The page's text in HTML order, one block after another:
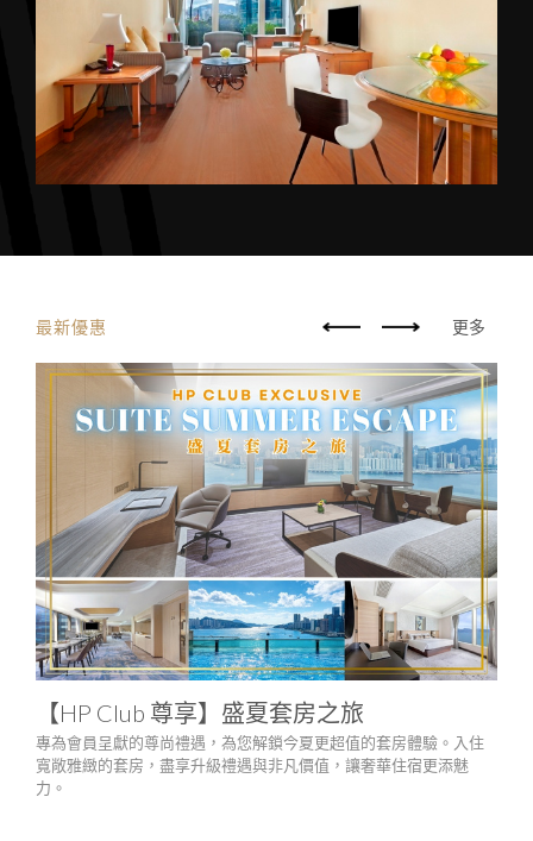
最新優惠 更多
【HP Club 尊享】盛夏套房之旅
專為會員呈獻的尊尚禮遇，為您解鎖今夏更超值的套房體驗。入住
寬敞雅緻的套房，盡享升級禮遇與非凡價值，讓奢華住宿更添魅
力。